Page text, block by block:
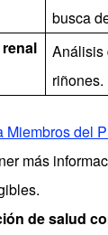
busca
Análisis
riñones.
Miembros del
más
de salud